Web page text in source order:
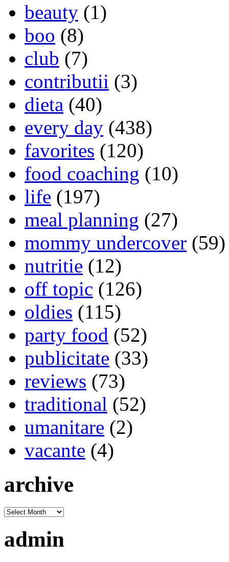
beauty (1)
boo (8)
club (7)
contributii (3)
dieta (40)
every day (438)
favorites (120)
food coaching (10)
life (197)
meal planning (27)
mommy undercover (59)
nutritie (12)
off topic (126)
oldies (115)
party food (52)
publicitate (33)
reviews (73)
traditional (52)
umanitare (2)
vacante (4)
archive
admin